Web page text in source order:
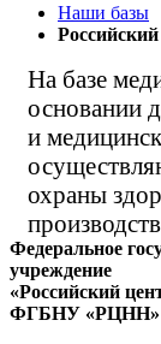
Наши базы
На базе
основании
и
охраны
Федеральное
учреждение
«Российский
ФГБНУ «РЦНН»